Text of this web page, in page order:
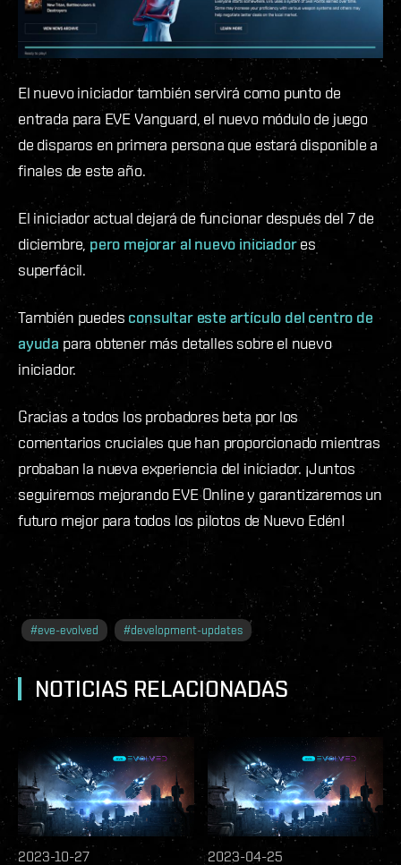
El nuevo iniciador también servirá como punto de
entrada para EVE Vanguard, el nuevo módulo de juego
de disparos en primera persona que estará disponible a
finales de este año.
El iniciador actual dejará de funcionar después del 7 de
diciembre, pero mejorar al nuevo iniciadores
superfácil.
También puedes consultar este artículo del centro de
ayuda para obtener más detalles sobre el nuevo
iniciador.
Gracias a todos los probadores beta por los
comentarios cruciales que han proporcionado mientras
probaban la nueva experiencia del iniciador. ¡Juntos
seguiremos mejorando EVE Online y garantizaremos un
futuro mejor para todos los pilotos de Nuevo Edén!
#eve-evolved #development-updates
NOTICIAS RELACIONADAS
2023-10-27 2023-04-25